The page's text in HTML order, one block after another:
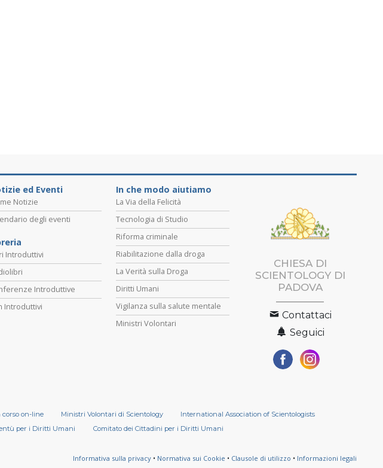
ed Eventi
Notizie
degli eventi
Introduttivi
Introduttive
Introduttivi
In che modo aiutiamo
La Via della Felicità
Tecnologia di Studio
Riforma criminale
Riabilitazione dalla droga
La Verità sulla Droga
Diritti Umani
Vigilanza sulla salute mentale
Ministri Volontari
CHIESA DI
SCIENTOLOGY DI
PADOVA
Contattaci
Seguici
on-line Ministri Volontari di Scientology
International Association of Scientologists
per i Diritti Umani Comitato dei Cittadini per i Diritti Umani
Informativa sulla privacy • Normativa sui Cookie • Clausole di utilizzo • Informazioni legali